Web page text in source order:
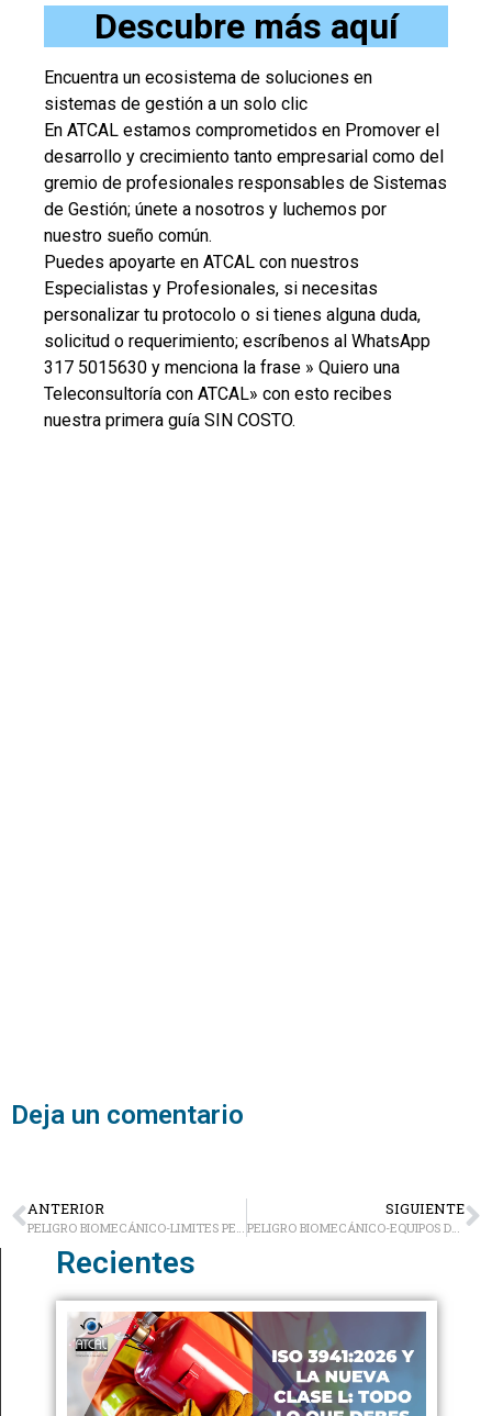
Descubre más aquí
Encuentra un ecosistema de soluciones en
sistemas de gestión a un solo clic
En ATCAL estamos comprometidos en Promover el
desarrollo y crecimiento tanto empresarial como del
gremio de profesionales responsables de Sistemas
de Gestión; únete a nosotros y luchemos por
nuestro sueño común.
Puedes apoyarte en ATCAL con nuestros
Especialistas y Profesionales, si necesitas
personalizar tu protocolo o si tienes alguna duda,
solicitud o requerimiento; escríbenos al WhatsApp
317 5015630 y menciona la frase » Quiero una
Teleconsultoría con ATCAL» con esto recibes
nuestra primera guía SIN COSTO.
Deja un comentario
ANTERIOR SIGUIENTE
PELIGRO BIOMECÁNICO-EQUIPOS DE MEDICIÓN
Recientes